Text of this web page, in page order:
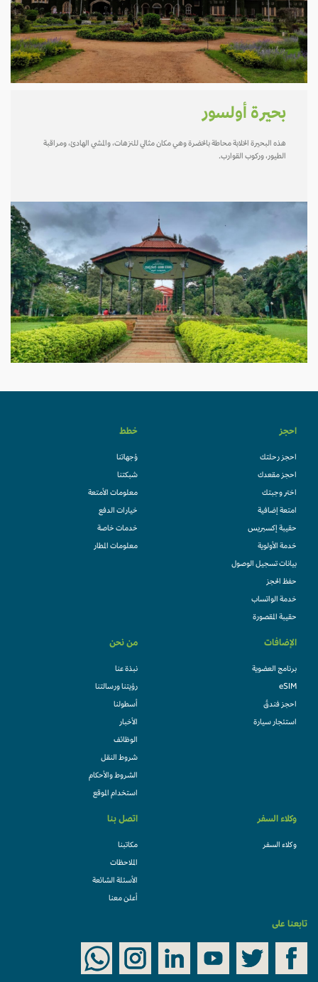
بحيرة أولسور
هذه البحيرة الخلابة محاطة بالخضرة وهي مكان مثالي للنزهات، والمشي الهادئ، ومراقبة
الطيور، وركوب القوارب.
احجز
احجز رحلتك
احجز مقعدك
اختر وجبتك
امتعة إضافية
حقيبة إكسبريس
خدمة الأولوية
بيانات تسجيل الوصول
حفظ الحجز
خدمة الواتساب
حقيبة المقصورة
خطط
وُجهاتنا
شبكتنا
معلومات الأمتعة
خيارات الدفع
خدمات خاصة
معلومات المطار
الإضافات
برنامج العضوية
eSIM
احجز فندقً
استئجار سيارة
من نحن
نبذة عنا
رؤيتنا ورسالتنا
أسطولنا
الأخبار
الوظائف
شروط النقل
الشروط والأحكام
استخدام الموقع
وكلاء السفر
وكلاء السفر
اتصل بنا
مكاتبنا
الملاحظات
الأسئلة الشائعة
أعلن معنا
تابعنا على